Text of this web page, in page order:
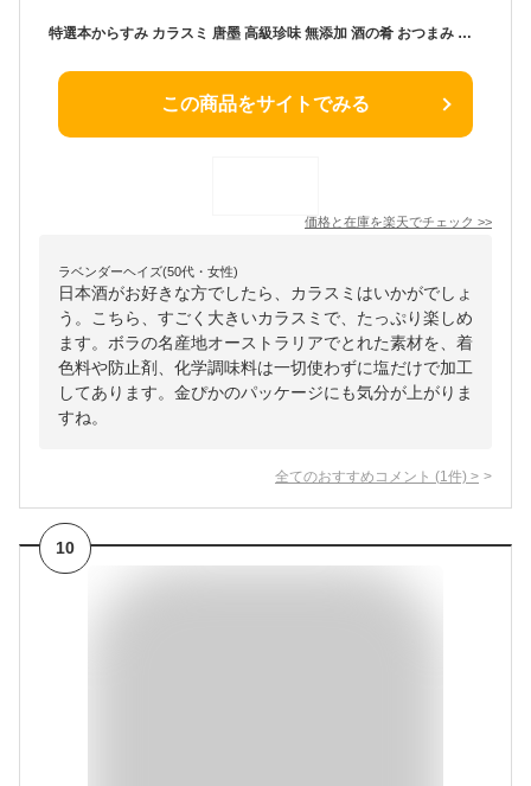
特選本からすみ カラスミ 唐墨 高級珍味 無添加 酒の肴 おつまみ 日本三大珍味 母の日 父の日 ギフト 内祝い 入学内祝い 誕生日プレゼント 贈り物 贈答用 お祝い お返し 出産内祝い 結婚内祝い 送料無料 日本酒 食品 お取り寄せグルメ ぼら ボラ 鯔魚 食べ物 魚卵
この商品をサイトでみる
価格と在庫を楽天でチェック >>
ラベンダーヘイズ(50代・女性)
日本酒がお好きな方でしたら、カラスミはいかがでしょ
う。こちら、すごく大きいカラスミで、たっぷり楽しめ
ます。ボラの名産地オーストラリアでとれた素材を、着
色料や防止剤、化学調味料は一切使わずに塩だけで加工
してあります。金ぴかのパッケージにも気分が上がりま
すね。
全てのおすすめコメント (1 件) >
10